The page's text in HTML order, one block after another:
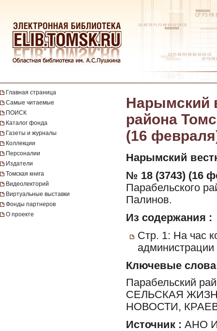
Главная страница
Самые читаемые
ПОИСК
Каталог фонда
Газеты и журналы
Коллекции
Персоналии
Издатели
Томская книга
Видеолекторий
Виртуальные выставки
Фонды партнеров
О проекте
Нарымский
района
(16
Нарымский
№ 18 (3743) (16
Парабельского
Палинов.
Из содержания :
Стр. 1: На час
Ключевые слова
Парабельский
СЕЛЬСКАЯ
НОВОСТИ,
Источник : АНО